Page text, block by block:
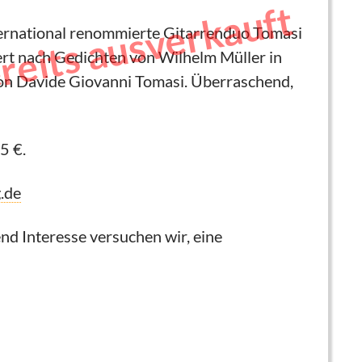
renommierte Gitarrenduo Tomasi
nach Gedichten von Wilhelm Müller in
Davide Giovanni Tomasi. Überraschend,
€.
ausverkauft
Interesse versuchen wir, eine